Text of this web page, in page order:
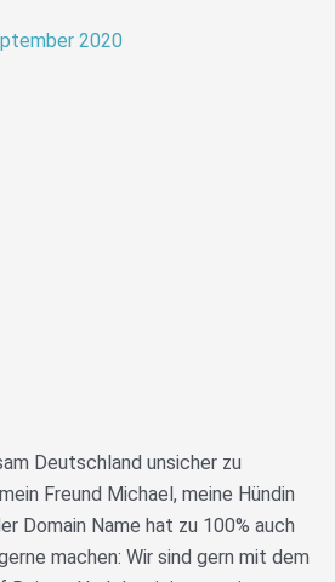
2020
Deutschland unsicher zu
Freund Michael, meine Hündin
Domain Name hat zu 100% auch
machen: Wir sind gern mit dem